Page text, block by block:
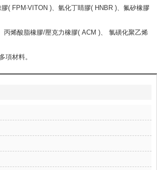
( FPM‧VITON )、氫化丁睛膠( HNBR )、氟矽橡膠
烯酸脂橡膠/壓克力橡膠( ACM )、 氯磺化聚乙烯
材料。